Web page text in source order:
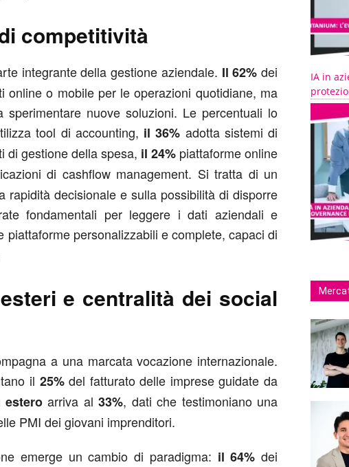
competitività
integrante della gestione aziendale. Il 62% dei
online o mobile per le operazioni quotidiane, ma
nuove soluzioni. Le percentuali lo
tool di accounting, il 36% adotta sistemi di
di gestione della spesa, il 24% piattaforme online
di cashflow management. Si tratta di un
rapidità decisionale e sulla possibilità di disporre
fondamentali per leggere i dati aziendali e
personalizzabili e complete, capaci di
e centralità dei social
a una marcata vocazione internazionale.
il 25%del fatturato delle imprese guidate da
estero arriva al33%, dati che testimoniano una
PMI dei giovani imprenditori.
emerge un cambio di paradigma: il 64% dei
IA in